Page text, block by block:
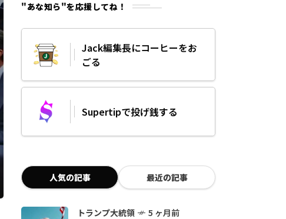
"あな知ら"を応援してね！
Jack編集長にコーヒーをお
ごる
Supertipで投げ銭する
人気の記事 最近の記事
トランプ大統領 5 ヶ月前